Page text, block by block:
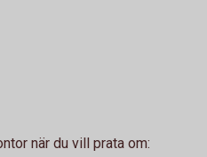
när du vill prata om: